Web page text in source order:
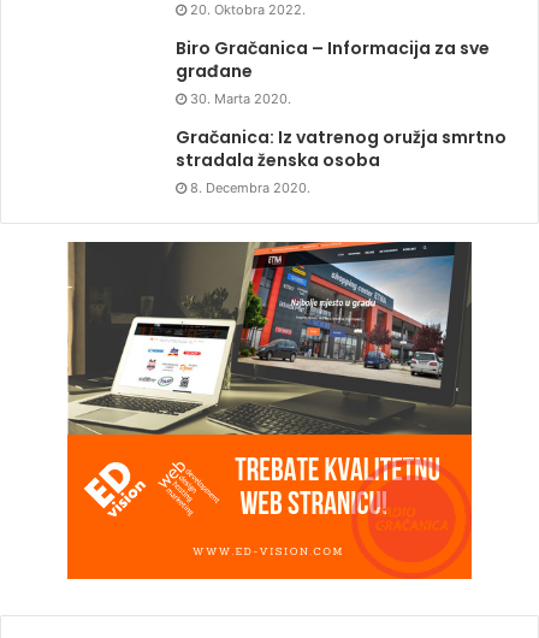
20. Oktobra 2022.
Biro Gračanica – Informacija za sve
građane
30. Marta 2020.
Gračanica: Iz vatrenog oružja smrtno
stradala ženska osoba
8. Decembra 2020.